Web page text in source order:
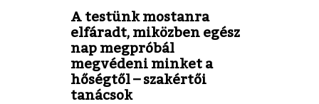
A testünk mostanra
elfáradt, miközben egész
nap megpróbál
megvédeni minket a
hőségtől – szakértői
tanácsok